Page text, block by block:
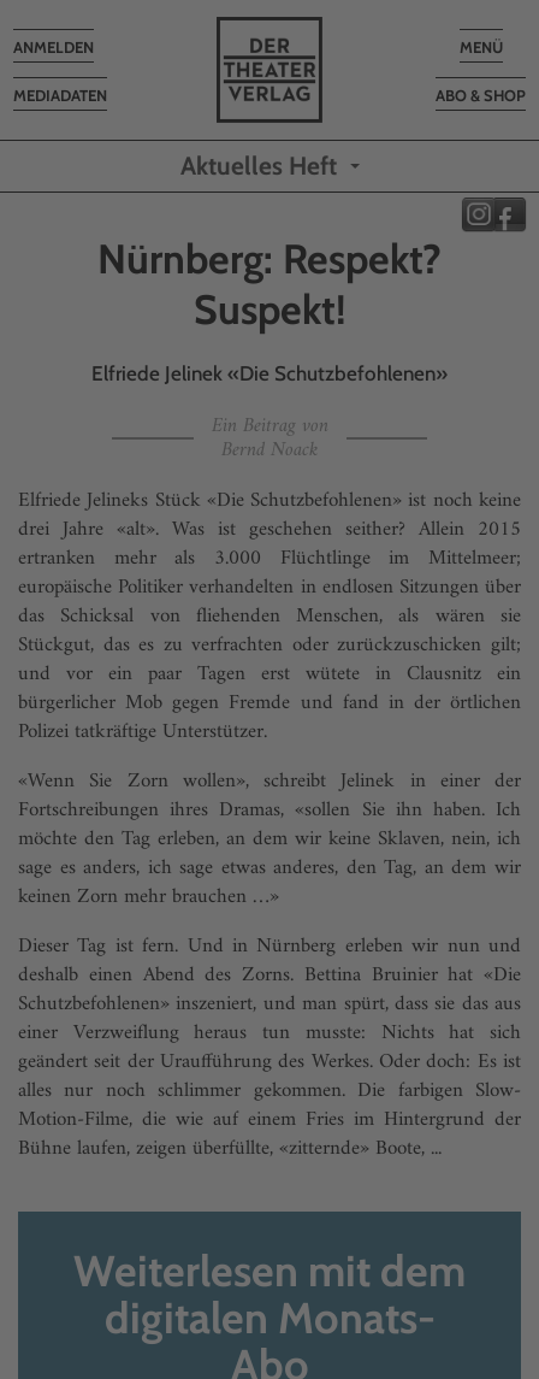
Toggle
MENÜ
ABO & SHOP
MEDIADATEN
Toggle
navigation
ANMELDEN
Aktuelles Heft
Nürnberg: Respekt?
Suspekt!
Elfriede Jelinek «Die Schutzbefohlenen»
Ein Beitrag von
Bernd Noack
Elfriede Jelineks Stück «Die Schutzbefohlenen» ist noch keine
drei Jahre «alt». Was ist geschehen seither? Allein 2015
ertranken mehr als 3.000 Flüchtlinge im Mittelmeer;
europäische Politiker verhandelten in endlosen Sitzungen über
das Schicksal von fliehenden Menschen, als wären sie
Stückgut, das es zu verfrachten oder zurückzuschicken gilt;
und vor ein paar Tagen erst wütete in Clausnitz ein
bürgerlicher Mob gegen Fremde und fand in der örtlichen
Polizei tatkräftige Unterstützer.
«Wenn Sie Zorn wollen», schreibt Jelinek in einer der
Fortschreibungen ihres Dramas, «sollen Sie ihn haben. Ich
möchte den Tag erleben, an dem wir keine Sklaven, nein, ich
sage es anders, ich sage etwas anderes, den Tag, an dem wir
keinen Zorn mehr brauchen …»
Dieser Tag ist fern. Und in Nürnberg erleben wir nun und
deshalb einen Abend des Zorns. Bettina Bruinier hat «Die
Schutzbefohlenen» inszeniert, und man spürt, dass sie das aus
einer Verzweiflung heraus tun musste: Nichts hat sich
geändert seit der Uraufführung des Werkes. Oder doch: Es ist
alles nur noch schlimmer gekommen. Die farbigen Slow-
Motion-Filme, die wie auf einem Fries im Hintergrund der
Bühne laufen, zeigen überfüllte, «zitternde» Boote, ...
Weiterlesen mit dem
digitalen Monats-
Abo